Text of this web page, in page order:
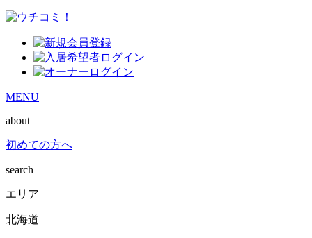
MENU
about
初めての方へ
search
エリア
北海道